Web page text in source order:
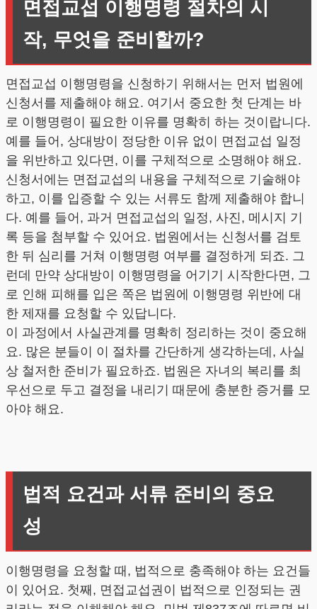
면접교섭 이행명령 절차의 시
작, 무엇을 준비할까?
면접교섭 이행명령을 신청하기 위해서는 먼저 법원에
신청서를 제출해야 해요. 여기서 중요한 첫 단계는 바
로 이행명령이 필요한 이유를 명확히 하는 것이랍니다.
예를 들어, 상대방이 정당한 이유 없이 면접교섭 일정
을 위반하고 있다면, 이를 구체적으로 소명해야 해요.
신청서에는 면접교섭의 내용을 구체적으로 기술해야
하고, 이를 입증할 수 있는 서류도 함께 제출해야 합니
다. 예를 들어, 과거 면접교섭의 일정, 사진, 메시지 기
록 등을 첨부할 수 있어요. 법원에서는 신청서를 검토
한 뒤 심리를 거쳐 이행명령 여부를 결정하게 되죠. 그
런데 만약 상대방이 이행명령을 어기기 시작한다면, 그
로 인해 피해를 입은 쪽은 법원에 이행명령 위반에 대
한 제재를 요청할 수 있답니다.
이 과정에서 사실관계를 명확히 정리하는 것이 중요해
요. 많은 분들이 이 절차를 간단하게 생각하는데, 사실
상 철저한 준비가 필요하죠. 법원은 자녀의 복리를 최
우선으로 두고 결정을 내리기 때문에 충분한 증거를 모
아야 해요.
법적 요건과 서류 준비의 중요
성
이행명령을 요청할 때, 법적으로 충족해야 하는 요건들
이 있어요. 첫째, 면접교섭권이 법적으로 인정되는 권